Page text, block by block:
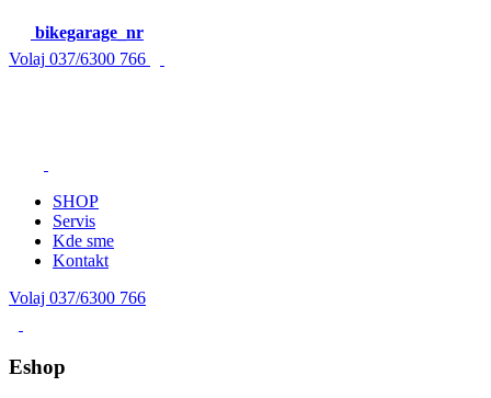
bikegarage_nr
Volaj 037/6300 766
SHOP
Servis
Kde sme
Kontakt
Volaj 037/6300 766
Eshop